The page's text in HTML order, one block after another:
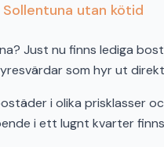
utan kötid
Just nu finns lediga
som hyr ut
i olika prisklasser
i ett lugnt kvarter